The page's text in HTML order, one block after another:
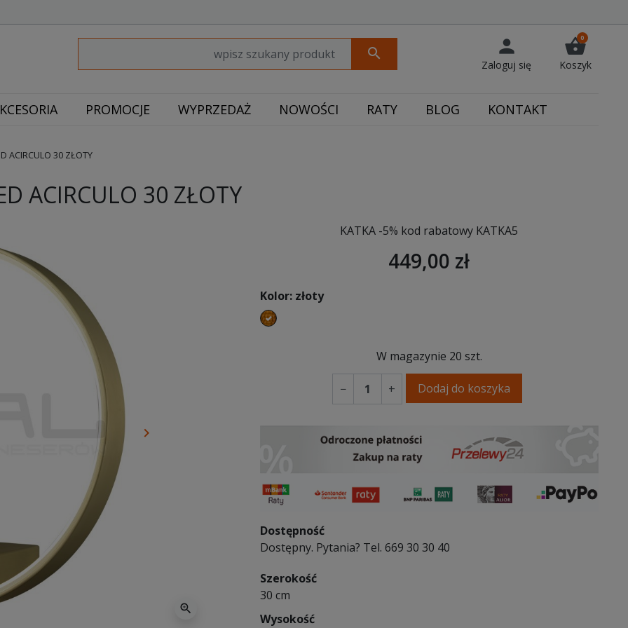
search person
Zaloguj się
shopping_basket
0
Koszyk
PROMOCJE WYPRZEDAŻ NOWOŚCI RATY BLOG KONTAKT
ACIRCULO 30 ZŁOTY
ACIRCULO 30 ZŁOTY
Następny
keyboard_arrow_right
zoom_in
KATKA -5% kod rabatowy KATKA5
449,00 zł
Kolor: złoty
złoty
W magazynie 20 szt.
− + Dodaj do koszyka
Dostępność
Dostępny. Pytania? Tel. 669 30 30 40
Szerokość
30 cm
Wysokość